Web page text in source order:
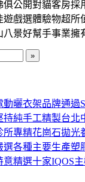
俱公開對貓客房採
戲選體驗物超所
景好幫手事業擁
動曬衣架品牌通過
持純手工精製台北
所專精花崗石拋光
選各種主要生產塑
意精選十家IQOS